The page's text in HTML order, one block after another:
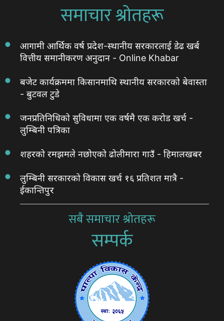
समाचार श्रोतहरू
आगामी आर्थिक वर्ष प्रदेश-स्थानीय सरकारलाई डेढ खर्ब
वित्तीय समानीकरण अनुदान - Online Khabar
बजेट कार्यक्रममा किसानमाथि स्थानीय सरकारको बेवास्ता
- बुटवल टुडे
जनप्रतिनिधिको सुविधामा एक वर्षमै एक करोड खर्च -
लुम्बिनी पत्रिका
शहरको रमझमले नछोएको ढोलीमारा गाउँ - हिमालखबर
लुम्बिनी सरकारको विकास खर्च १६ प्रतिशत मात्रै -
ईकान्तिपुर
सबै समाचार श्रोतहरू
सम्पर्क